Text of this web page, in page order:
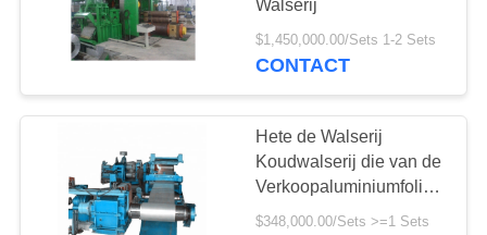
Walserij
$1,450,000.00/Sets 1-2 Sets
CONTACT
Hete de Walserij
Koudwalserij die van de
Verkoopaluminiumfolie
Machine maken
$348,000.00/Sets >=1 Sets